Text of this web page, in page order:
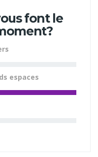
font le
espaces